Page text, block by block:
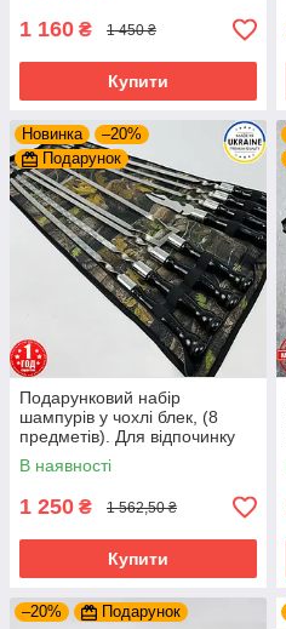
1 160 ₴ 1 450 ₴
Купити
Новинка
–20%
Подарунок
Подарунковий набір
шампурів у чохлі блек, (8
предметів). Для відпочинку
на природі
В наявності
1 250 ₴ 1 562,50 ₴
Купити
–20% Подарунок